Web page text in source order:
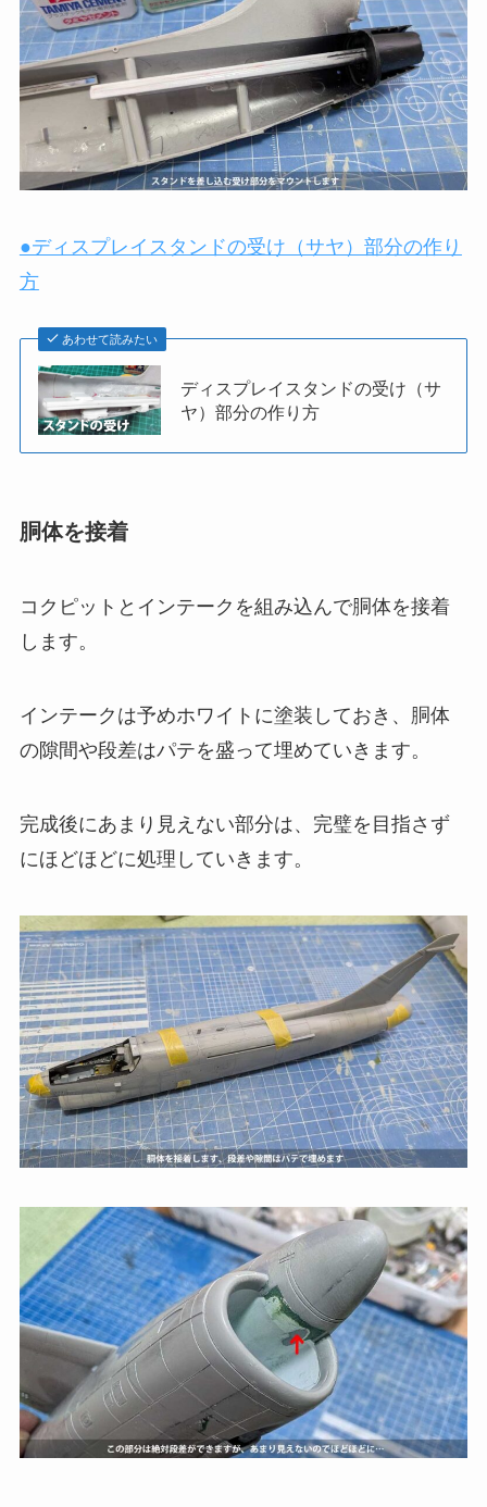
●ディスプレイスタンドの受け（サヤ）部分の作り
方
あわせて読みたい
ディスプレイスタンドの受け（サ
ヤ）部分の作り方
胴体を接着
コクピットとインテークを組み込んで胴体を接着
します。
インテークは予めホワイトに塗装しておき、胴体
の隙間や段差はパテを盛って埋めていきます。
完成後にあまり見えない部分は、完璧を目指さず
にほどほどに処理していきます。